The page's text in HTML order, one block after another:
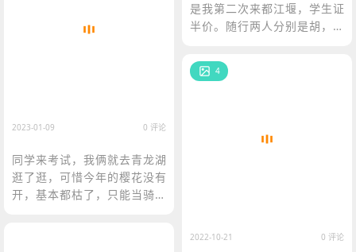
是我第二次来都江堰，学生证
半价。随行两人分别是胡，柳
2023-01-09 0 评论
同学来考试，我俩就去青龙湖
逛了逛，可惜今年的樱花没有
开，基本都枯了，只能当骑车
4
2022-10-21 0 评论